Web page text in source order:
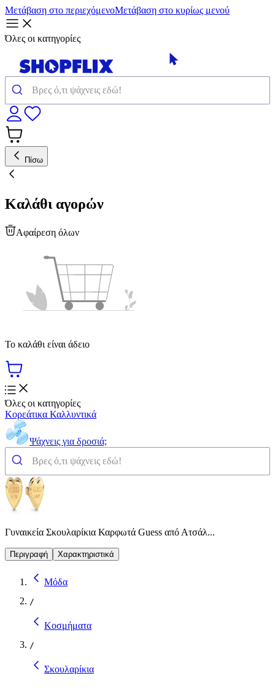
Μετάβαση στο περιεχόμενοΜετάβαση στο κυρίως μενού
Όλες οι κατηγορίες
Πίσω
Καλάθι αγορών
Αφαίρεση όλων
Το καλάθι είναι άδειο
Όλες οι κατηγορίες
Κορεάτικα Καλλυντικά
Ψάχνεις για δροσιά;
Γυναικεία Σκουλαρίκια Καρφωτά Guess από Ατσάλ...
Περιγραφή Χαρακτηριστικά
Μόδα
/
Κοσμήματα
/
Σκουλαρίκια